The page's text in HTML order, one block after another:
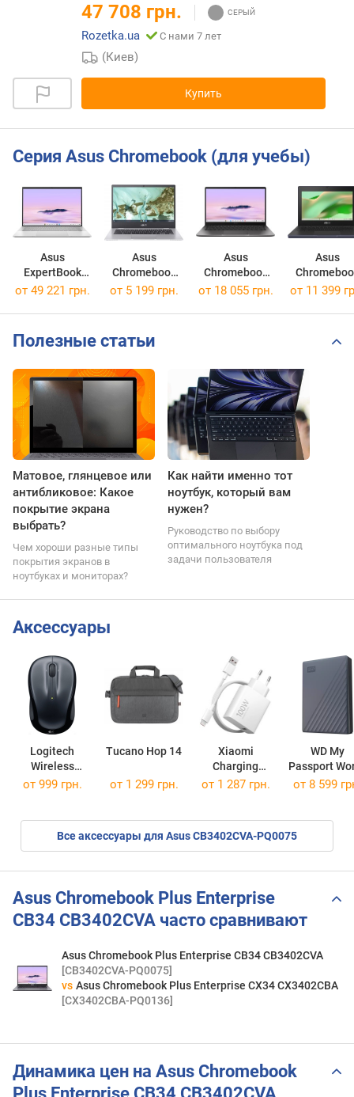
47 708 грн.
Rozetka.ua С нами 7 лет
(Киев)
Купить
Серия Asus Chromebook (для учебы)
Asus
ExpertBook
CX54
Plus
CX5403CMA
[CX5403CMA-QN0678]
Asus
Chromebook
CX1
[CX1400CKA-NK0380]
Asus
Chromebook
Plus
[CX1405CTA-S60930]
Asus
CR11
от 49 221 грн. от 5 199 грн. от 18 055 грн. от 11 399
Полезные статьи
Матовое, глянцевое или
антибликовое: Какое
покрытие экрана
выбрать?
Чем хороши разные типы
покрытия экранов в
ноутбуках и мониторах?
Как найти именно тот
ноутбук, который вам
нужен?
Руководство по выбору
оптимального ноутбука под
задачи пользователя
Аксессуары
Logitech
Wireless
Mouse M325
Tucano Hop 14
Xiaomi
Charging
Combo 100W
WD My
Passport
от 999 грн. от 1 299 грн. от 1 287 грн. от 8 599
Все аксессуары для Asus CB3402CVA-PQ0075
Asus Chromebook Plus Enterprise
CB34 CB3402CVA часто сравнивают
Asus Chromebook Plus Enterprise CB34 CB3402CVA
[CB3402CVA-PQ0075]
vs Asus Chromebook Plus Enterprise CX34 CX3402CBA
[CX3402CBA-PQ0136]
Динамика цен на Asus Chromebook